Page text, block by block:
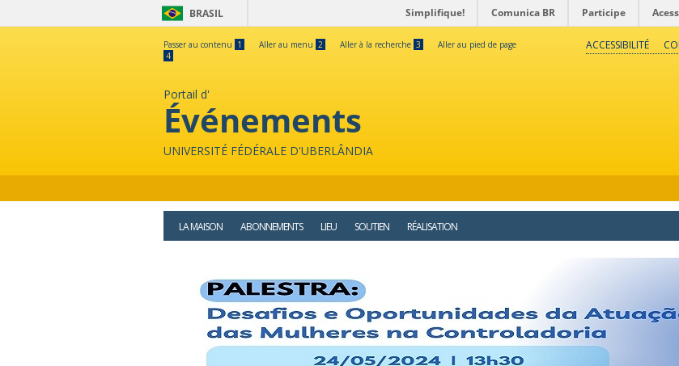
BRASIL Simplifique! Comunica BR Participe
Passer au contenu 1 Aller au menu 2 Aller à la recherche 3
Aller au pied de page
4
ACCESSIBILITÉ
Portail d'
Événements
UNIVERSITÉ FÉDÉRALE D'UBERLÂNDIA
LA MAISON ABONNEMENTS LIEU SOUTIEN RÉALISATION